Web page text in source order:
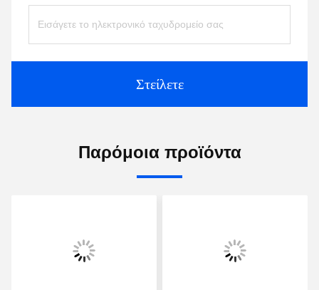
Στείλετε
Παρόμοια προϊόντα